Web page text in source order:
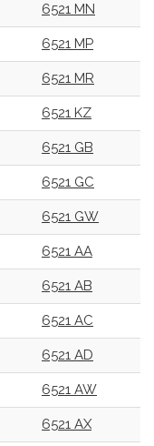
6521 MN
6521 MP
6521 MR
6521 KZ
6521 GB
6521 GC
6521 GW
6521 AA
6521 AB
6521 AC
6521 AD
6521 AW
6521 AX